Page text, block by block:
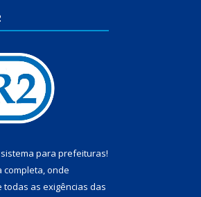
sistema para prefeituras!
completa, onde
as exigências das